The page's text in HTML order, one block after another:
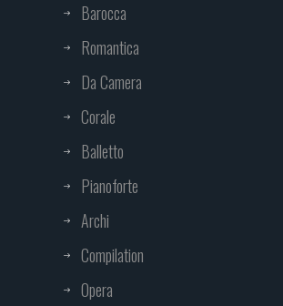
Barocca
Romantica
Da Camera
Corale
Balletto
Pianoforte
Archi
Compilation
Opera